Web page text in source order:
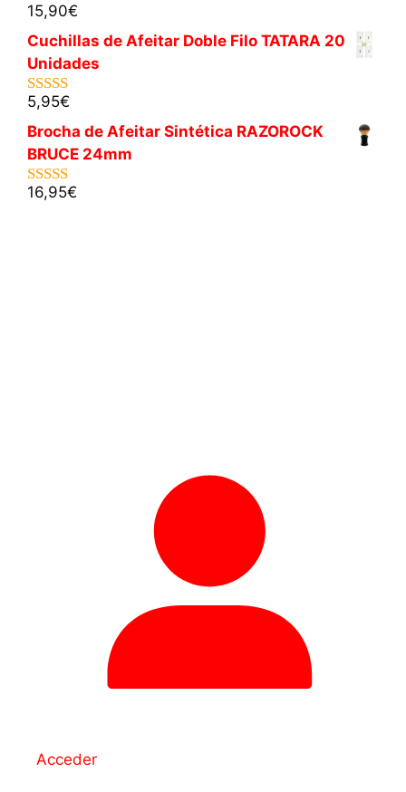
5.00de 5
15,90€
Cuchillas de Afeitar Doble Filo TATARA 20
Unidades
5.00de 5
5,95€
Brocha de Afeitar Sintética RAZOROCK
BRUCE 24mm
5.00de 5
16,95€
Acceder